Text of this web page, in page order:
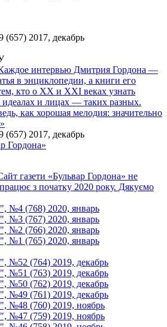
2017, декабрь
интервью Дмитрия Гордона —
в энциклопедии, а книги его
кто о ХХ и ХХІ веках узнать
идеалах и лицах — таких разных.
как хорошая мелодия: значительно
2017, декабрь
Гордона»
газети «Бульвар Гордона» не
з початку 2020 року. Дякуємо
№4 (768) 2020, январь
№3 (767) 2020, январь
№2 (766) 2020, январь
№1 (765) 2020, январь
№52 (764) 2019, декабрь
№51 (763) 2019, декабрь
№50 (762) 2019, декабрь
№49 (761) 2019, декабрь
№48 (760) 2019, ноябрь
№47 (759) 2019, ноябрь